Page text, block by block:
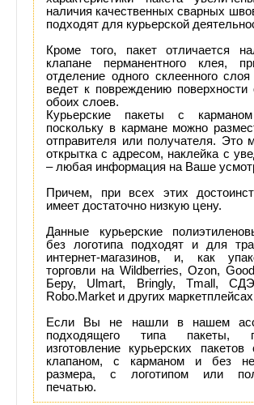
наличия качественных сварных
подходят для курьерской
Кроме того, пакет отличается
клапане перманентного клея,
отделение одного склеенного слоя
ведет к повреждению поверхности
обоих слоев.
Курьерские пакеты с
поскольку в кармане можно
отправителя или получателя. Это
открытка с адресом, наклейка с
– любая информация на Ваше
Причем, при всех этих
имеет достаточно низкую цену.
Данные курьерские
без логотипа подходят и для
интернет-магазинов, и, как
торговли на Wildberries, Ozon,
Беру, Ulmart, Bringly, Tmall,
Robo.Market и других
Если Вы не нашли в нашем
подходящего типа пакеты,
изготовление курьерских
клапаном, с карманом и без
размера, с логотипом или
печатью.